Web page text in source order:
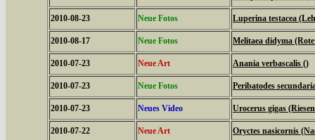
2010-08-23 Neue Fotos Luperina testacea
2010-08-17 Neue Fotos Melitaea didyma
2010-07-23 Neue Art Anania verbascalis ()
2010-07-23 Neue Fotos Peribatodes
2010-07-23 Neues Video Urocerus gigas
2010-07-22 Neue Art Oryctes nasicornis